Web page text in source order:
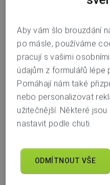
půjčit jednoduše
1,2 milionu korun, a
„Minulý rok byl pro P2P
poskytli jsme půjčky v
korun a naši půjčku již
110 000 klientů. Lidé na
Zonky opakovaně. Našim
přinášet ty nejvýhodnější
Aby vám šlo brouzdání
po másle, používáme
pracují s vašimi
údajům z formulářů lépe
Pomáhají nám také
nebo personalizovat
užitečnější. Některé
nastavit podle chuti.
ODMÍTNOUT VŠE